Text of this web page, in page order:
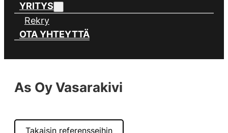
YRITYS
Rekry
OTA YHTEYTTÄ
As Oy Vasarakivi
Takaisin referensseihin